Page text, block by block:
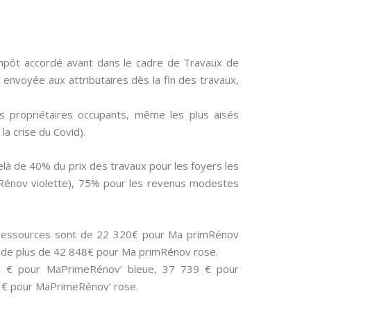
accordé avant dans le cadre de Travaux de
envoyée aux attributaires dès la fin des travaux,
occupants, même les plus aisés
crise du Covid).
de 40% du prix des travaux pour les foyers les
violette), 75% pour les revenus modestes
sont de 22 320€ pour Ma primRénov
plus de 42 848€ pour Ma primRénov rose.
pour MaPrimeRénov’ bleue, 37 739 € pour
pour MaPrimeRénov’ rose.